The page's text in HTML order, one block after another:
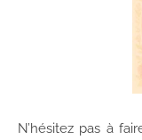
N’hésitez pas à